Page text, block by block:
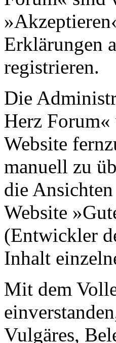
Erklärungen
registrieren.
Die
Herz Forum«
Website
manuell zu
die
Website
(Entwickler
Inhalt
Mit dem
Vulgäres,